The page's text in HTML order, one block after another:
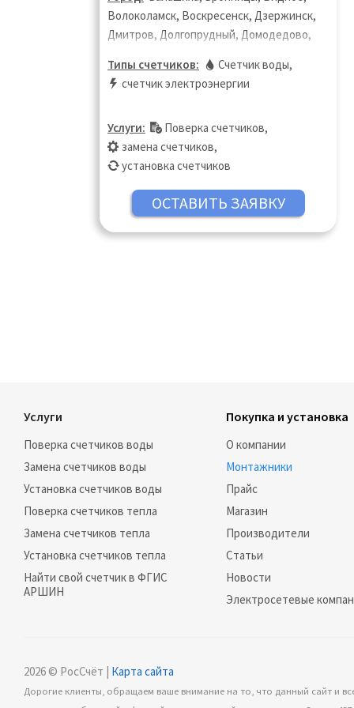
Волоколамск, Воскресенск, Дзержинск,
Дмитров, Долгопрудный, Домодедово,
Звенигород, Зеленоград, Истра, Кашира,
Клин, Коломна, Королёв, Котельники,
Лосино-Петровский, Луховицы,
Лыткарино, Люберцы, Можайск, Москва,
Московская область, Мытищи, Наро-
Фоминск, Ногинск, Одинцово, Орехово-
Зуево, Подольск, Пушкино, Сергиев
Посад, Серпухов, Талдом, Чехов,
Типы счетчиков: Счетчик воды,
счетчик электроэнергии
Услуги: Поверка счетчиков,
замена счетчиков,
установка счетчиков
Услуги
Поверка счетчиков воды
Замена счетчиков воды
Установка счетчиков воды
Поверка счетчиков тепла
Замена счетчиков тепла
Установка счетчиков тепла
Найти свой счетчик в ФГИС
АРШИН
Покупка и установка
О компании
Монтажники
Прайс
Магазин
Производители
Статьи
Новости
Электросетевые
2026 © РосСчёт | Карта сайта
Дорогие клиенты, обращаем ваше внимание на то, что данный сайт и